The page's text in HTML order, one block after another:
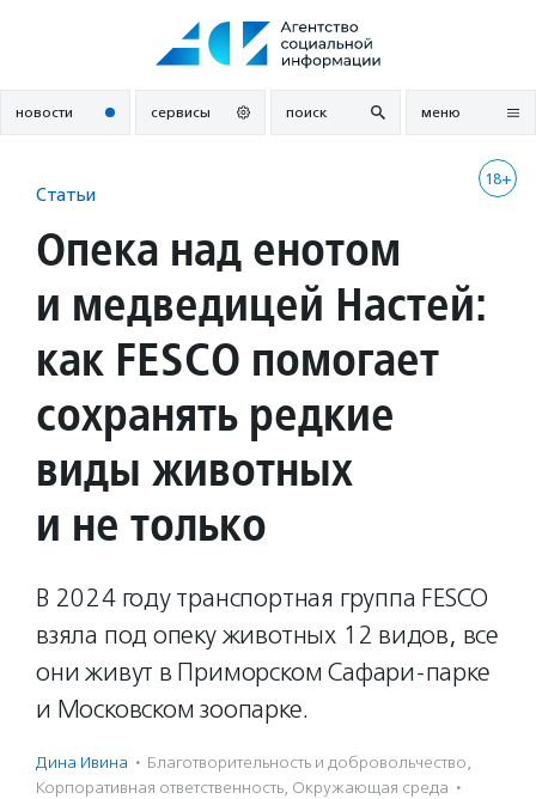
новости сервисы поиск меню
18+
Статьи
Опека над енотом
и медведицей Настей:
как FESCO помогает
сохранять редкие
виды животных
и не только
В 2024 году транспортная группа FESCO
взяла под опеку животных 12 видов, все
они живут в Приморском Сафари-парке
и Московском зоопарке.
Дина Ивина · Благотвори­тель­ность и доброволь­чест­во,
Корпоративная ответственность, Окружающая среда ·